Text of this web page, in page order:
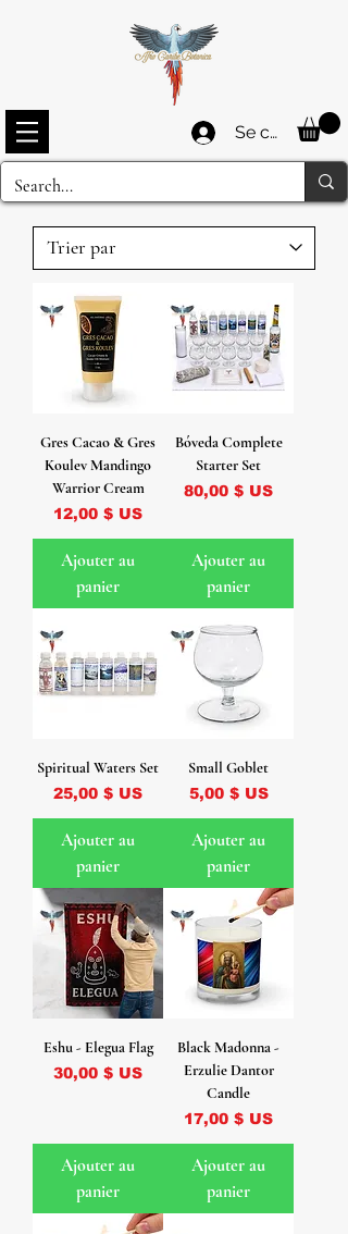
Se connecter
Gres Cacao & Gres
Koulev Mandingo
Warrior Cream
Prix
12,00 $ US
Ajouter au
panier
Bóveda Complete
Starter Set
Prix
80,00 $ US
Ajouter au
panier
Spiritual Waters Set
Prix
25,00 $ US
Ajouter au
panier
Small Goblet
Prix
5,00 $ US
Ajouter au
panier
Eshu - Elegua Flag
Prix
30,00 $ US
Ajouter au
panier
Black Madonna -
Erzulie Dantor
Candle
Prix
17,00 $ US
Ajouter au
panier